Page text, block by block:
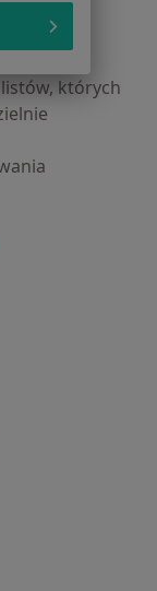
których